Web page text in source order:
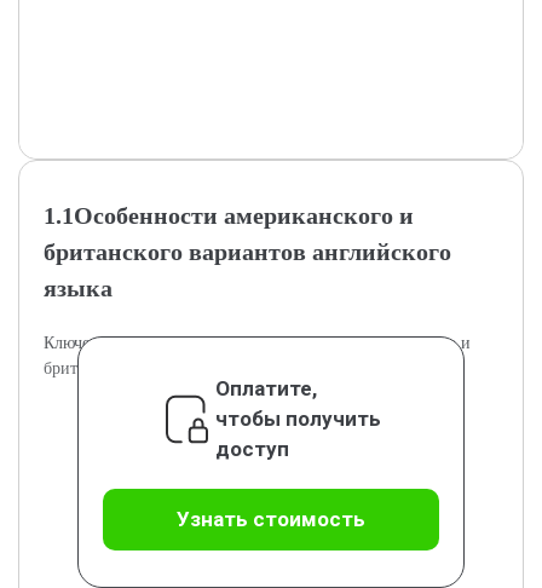
1.1Особенности американского и
британского вариантов английского
языка
Ключевые лингвистические особенности американского и
британского английских.
Оплатите,
чтобы получить
доступ
Узнать стоимость